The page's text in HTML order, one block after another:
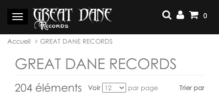
contenu
Basculer
navigation
0
Vous
ici :
Accueil GREAT DANE RECORDS
GREAT DANE RECORDS
204 éléments Voir par page Trier par